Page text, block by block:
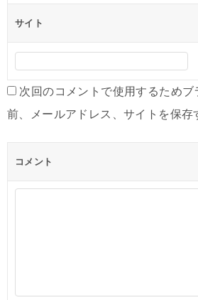
サイト
次回のコメントで使用するためブ
前、メールアドレス、サイトを保存
コメント